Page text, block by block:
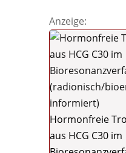
Anzeige:
Hormonfreie
aus HCG C30 im